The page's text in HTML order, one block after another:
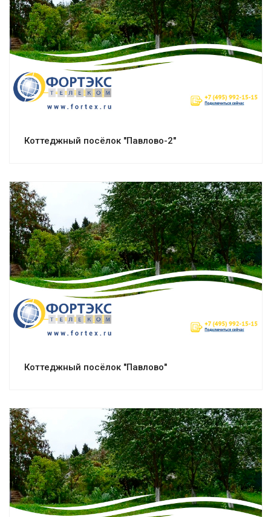
Смотреть проект
Коттеджный посёлок "Павлово-2"
Смотреть проект
Коттеджный посёлок "Павлово"
Смотреть проект